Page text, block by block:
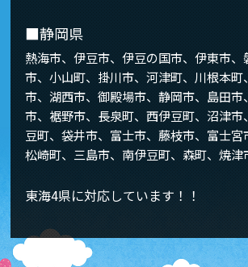
■静岡県
熱海市、伊豆市、伊豆の国市、伊東市
市、小山町、掛川市、河津町、川根本町
市、湖西市、御殿場市、静岡市、島田市
市、裾野市、長泉町、西伊豆町、沼津
豆町、袋井市、富士市、藤枝市、富士宮
松崎町、三島市、南伊豆町、森町、焼津
東海4県に対応しています！！